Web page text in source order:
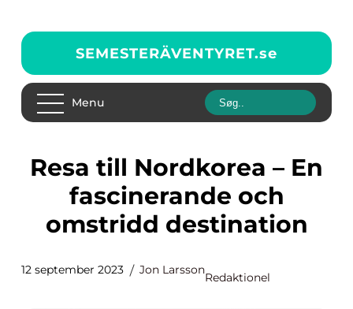
SEMESTERÄVENTYRET.se
Menu
Resa till Nordkorea – En
fascinerande och
omstridd destination
12 september 2023 Jon Larsson
Redaktionel